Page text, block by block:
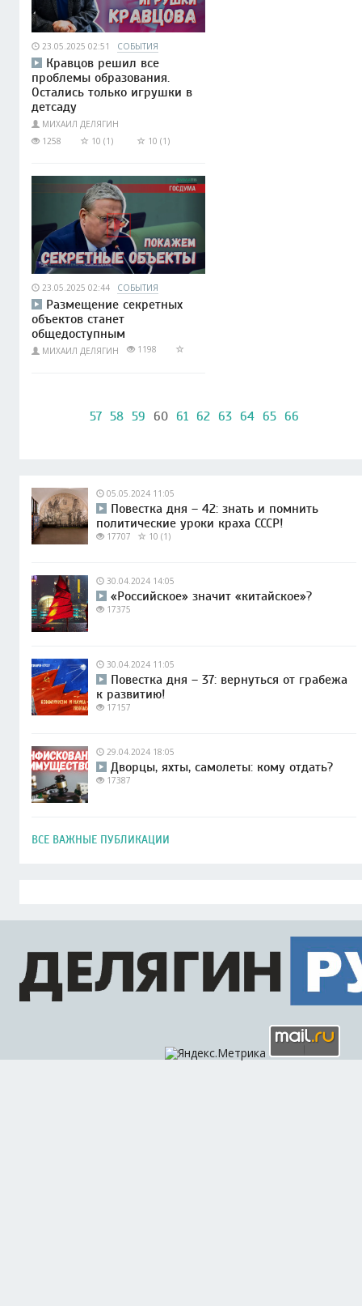
23.05.2025 02:51 СОБЫТИЯ
Кравцов решил все
проблемы образования.
Остались только игрушки в
детсаду
МИХАИЛ ДЕЛЯГИН
1258
10 (1) 10 (1)
23.05.2025 02:44 СОБЫТИЯ
Размещение секретных
объектов станет
общедоступным
МИХАИЛ ДЕЛЯГИН 1198
57 58 59 60 61 62 63 64 65 66
05.05.2024 11:05
Повестка дня – 42: знать и помнить
политические уроки краха СССР!
17707 10 (1)
30.04.2024 14:05
«Российское» значит «китайское»?
17375
30.04.2024 11:05
Повестка дня – 37: вернуться от грабежа
к развитию!
17157
29.04.2024 18:05
Дворцы, яхты, самолеты: кому отдать?
17387
ВСЕ ВАЖНЫЕ ПУБЛИКАЦИИ